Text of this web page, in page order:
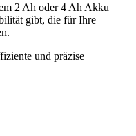
2 Ah oder 4 Ah Akku
gibt, die für Ihre
und präzise